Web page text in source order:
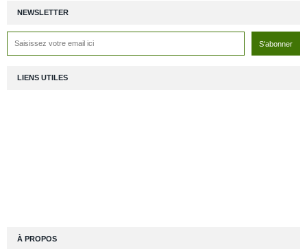
NEWSLETTER
LIENS UTILES
À PROPOS